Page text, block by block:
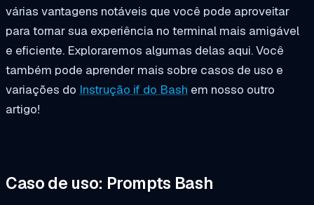
várias vantagens notáveis que você pode aproveitar
para tornar sua experiência no terminal mais amigável
e eficiente. Exploraremos algumas delas aqui. Você
também pode aprender mais sobre casos de uso e
variações do Instrução if do Bash em nosso outro
artigo!
Caso de uso: Prompts Bash